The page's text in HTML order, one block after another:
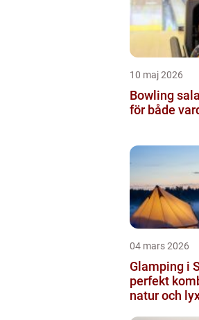
10 maj 2026
Bowling
för både
04 mars 2026
Glamping i
perfekt
natur och